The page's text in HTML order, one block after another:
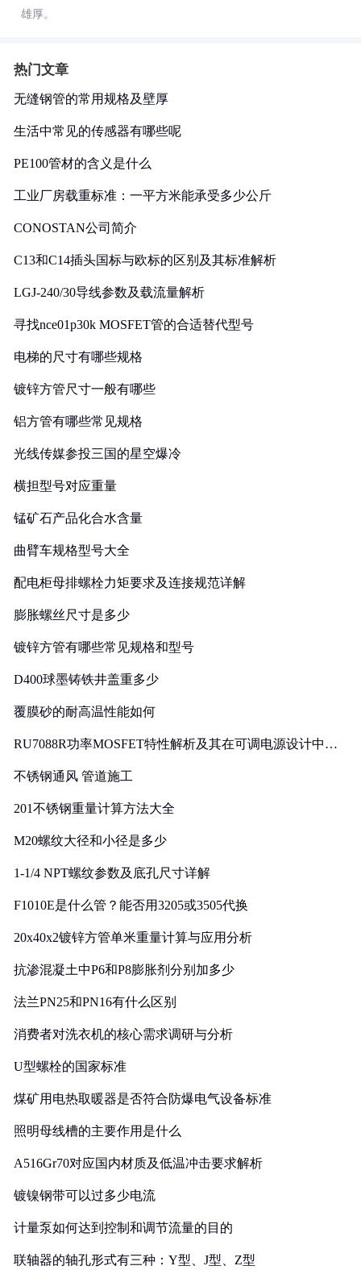
雄厚。
热门文章
无缝钢管的常用规格及壁厚
生活中常见的传感器有哪些呢
PE100管材的含义是什么
工业厂房载重标准：一平方米能承受多少公斤
CONOSTAN公司简介
C13和C14插头国标与欧标的区别及其标准解析
LGJ-240/30导线参数及载流量解析
寻找nce01p30k MOSFET管的合适替代型号
电梯的尺寸有哪些规格
镀锌方管尺寸一般有哪些
铝方管有哪些常见规格
光线传媒参投三国的星空爆冷
横担型号对应重量
锰矿石产品化合水含量
曲臂车规格型号大全
配电柜母排螺栓力矩要求及连接规范详解
膨胀螺丝尺寸是多少
镀锌方管有哪些常见规格和型号
D400球墨铸铁井盖重多少
覆膜砂的耐高温性能如何
RU7088R功率MOSFET特性解析及其在可调电源设计中的
不锈钢通风 管道施工
201不锈钢重量计算方法大全
M20螺纹大径和小径是多少
1-1/4 NPT螺纹参数及底孔尺寸详解
F1010E是什么管？能否用3205或3505代换
20x40x2镀锌方管单米重量计算与应用分析
抗渗混凝土中P6和P8膨胀剂分别加多少
法兰PN25和PN16有什么区别
消费者对洗衣机的核心需求调研与分析
U型螺栓的国家标准
煤矿用电热取暖器是否符合防爆电气设备标准
照明母线槽的主要作用是什么
A516Gr70对应国内材质及低温冲击要求解析
镀镍钢带可以过多少电流
计量泵如何达到控制和调节流量的目的
联轴器的轴孔形式有三种：Y型、J型、Z型